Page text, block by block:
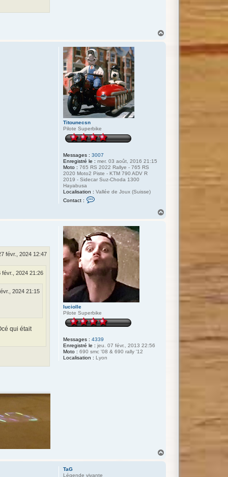
Titounecsn
Pilote Superbike
Messages : 3007
Enregistré le : mer. 03 août, 2016 21:15
Moto : 765 RS 2022 Rallye - 765 RS
2020 Moto2 Piste - KTM 790 ADV R
2019 - Sidecar Suz-Choda 1300
Hayabusa
Localisation : Vallée de Joux (Suisse)
Contact :
c
t
r
T
i
t
o
u
e
luciolle
Pilote Superbike
Messages : 4339
Enregistré le : jeu. 07 févr., 2013 22:56
Moto : 690 smc '08 & 690 rally '12
Localisation : Lyon
févr., 2024 12:47
févr., 2024 21:26
2024 21:15
qui était
TaG
Légende vivante